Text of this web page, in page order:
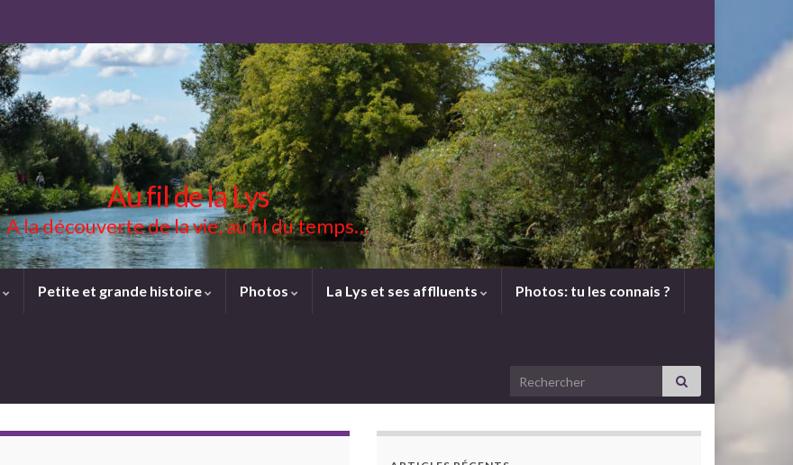
Au fil de la Lys
A la découverte de la vie, au fil du temps…
Petite et grande histoire Photos La Lys et ses afflluents Photos: tu les connais ?
Search for: